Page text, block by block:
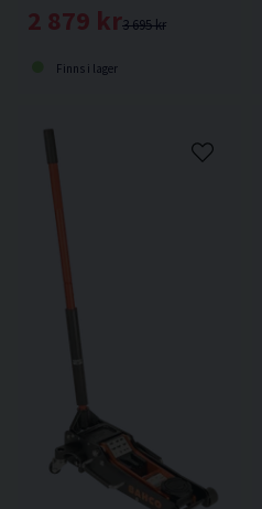
3 695 kr
2 879 kr
Finns i lager